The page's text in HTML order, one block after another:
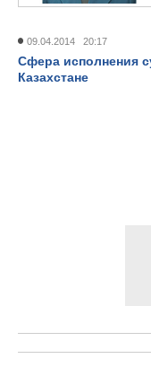
09.04.2014 20:17
Сфера исполнения
Казахстане